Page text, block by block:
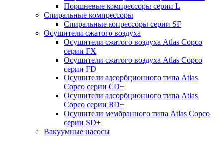
Поршневые компрессоры серии L
Спиральные компрессоры
Спиральные копрессоры серии SF
Осушители сжатого воздуха
Осушители сжатого воздуха Atlas Copco
серии FX
Осушители сжатого воздуха Atlas Copco
серии FD
Осушители адсорбционного типа Atlas
Copco серии СD+
Осушители адсорбционного типа Atlas
Copco серии BD+
Осушители мембранного типа Atlas Copco
серии SD+
Вакуумные насосы